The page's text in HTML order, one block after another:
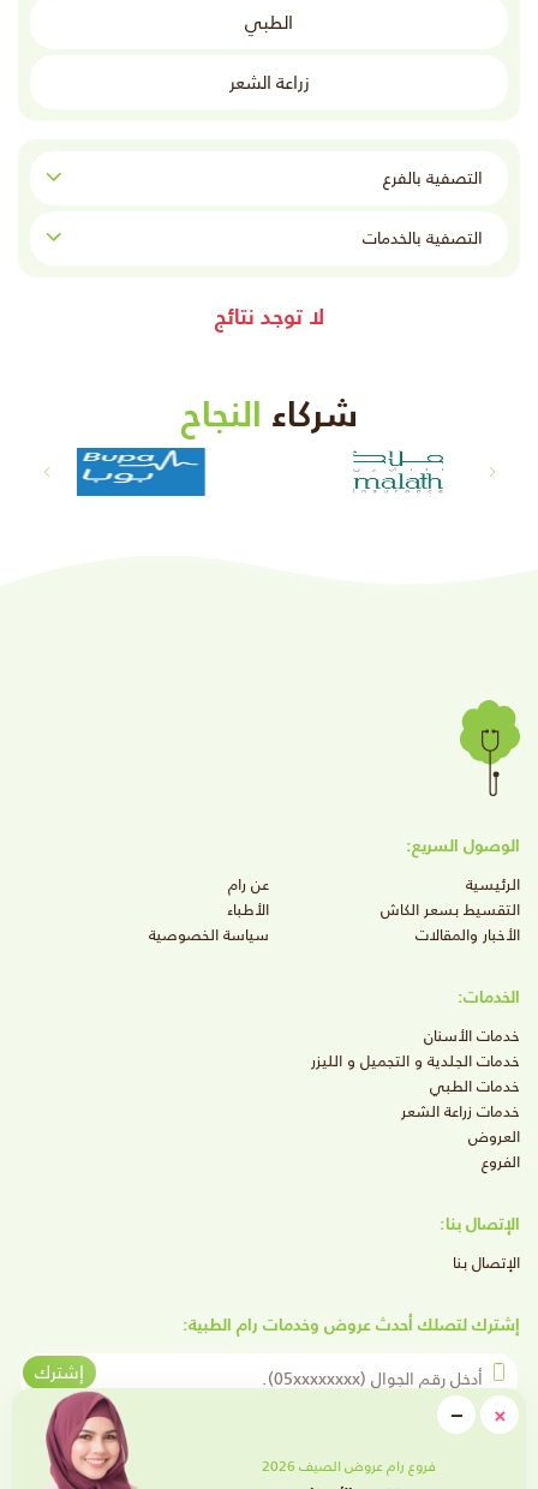
×
close−
Minimize
فروع رام عروض الصيف 2026
الطبي
زراعة الشعر
لا توجد نتائج
شركاء النجاح
الوصول السريع:
الرئيسية
عن رام
التقسيط بسعر الكاش
الأطباء
الأخبار والمقالات
سياسة الخصوصية
الخدمات:
خدمات الأسنان
خدمات الجلدية و التجميل و الليزر
خدمات الطبي
خدمات زراعة الشعر
العروض
الفروع
الإتصال بنا:
الإتصال بنا
إشترك لتصلك أحدث عروض وخدمات رام الطبية:
أدخل رقم الجوال
إشترك